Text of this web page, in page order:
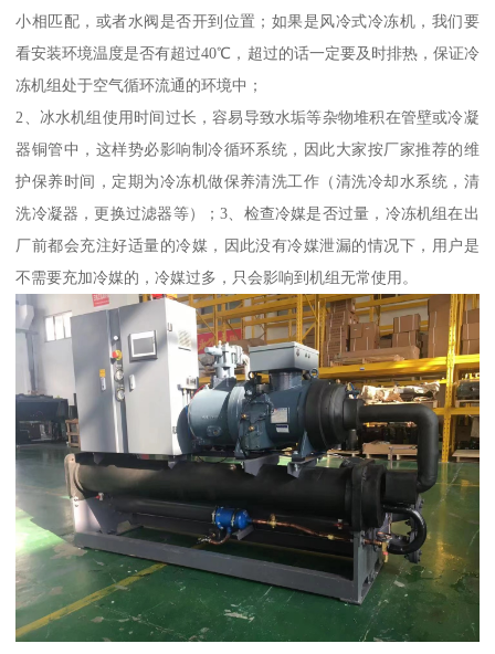
小相匹配，或者水阀是否开到位置；如果是风冷式冷冻机，我们要
看安装环境温度是否有超过40℃，超过的话一定要及时排热，保证冷
冻机组处于空气循环流通的环境中；
2、冰水机组使用时间过长，容易导致水垢等杂物堆积在管壁或冷凝
器铜管中，这样势必影响制冷循环系统，因此大家按厂家推荐的维
护保养时间，定期为冷冻机做保养清洗工作（清洗冷却水系统，清
洗冷凝器，更换过滤器等）；3、检查冷媒是否过量，冷冻机组在出
厂前都会充注好适量的冷媒，因此没有冷媒泄漏的情况下，用户是
不需要充加冷媒的，冷媒过多，只会影响到机组无常使用。